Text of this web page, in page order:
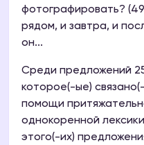
фотографировать?
рядом, и завтра, и
он...
Среди предложений
которое(-ые)
помощи
однокоренной
этого(-их)